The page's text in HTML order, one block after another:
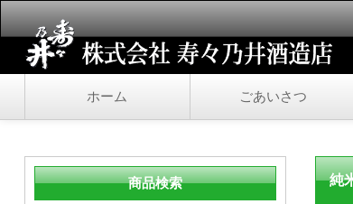
ホーム ごあいさつ
純
商品検索